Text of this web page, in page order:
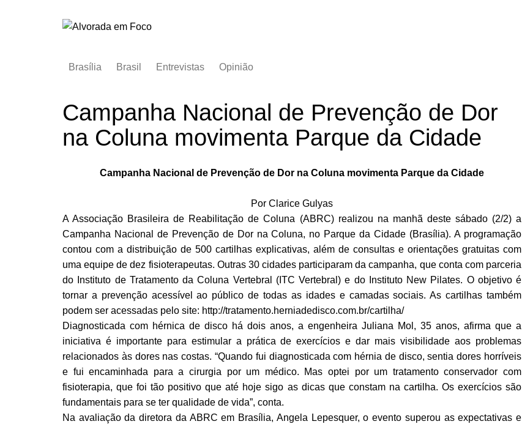
Brasília
Brasil Entrevistas Opinião
Campanha Nacional de Prevenção de Dor
na Coluna movimenta Parque da Cidade
Campanha Nacional de Prevenção de Dor na Coluna movimenta Parque da Cidade
Por Clarice Gulyas
A Associação Brasileira de Reabilitação de Coluna (ABRC) realizou na manhã deste sábado (2/2) a
Campanha Nacional de Prevenção de Dor na Coluna, no Parque da Cidade (Brasília). A programação
contou com a distribuição de 500 cartilhas explicativas, além de consultas e orientações gratuitas com
uma equipe de dez fisioterapeutas. Outras 30 cidades participaram da campanha, que conta com parceria
do Instituto de Tratamento da Coluna Vertebral (ITC Vertebral) e do Instituto New Pilates. O objetivo é
tornar a prevenção acessível ao público de todas as idades e camadas sociais. As cartilhas também
podem ser acessadas pelo site: http://tratamento.herniadedisco.com.br/cartilha/
Diagnosticada com hérnica de disco há dois anos, a engenheira Juliana Mol, 35 anos, afirma que a
iniciativa é importante para estimular a prática de exercícios e dar mais visibilidade aos problemas
relacionados às dores nas costas. “Quando fui diagnosticada com hérnia de disco, sentia dores horríveis
e fui encaminhada para a cirurgia por um médico. Mas optei por um tratamento conservador com
fisioterapia, que foi tão positivo que até hoje sigo as dicas que constam na cartilha. Os exercícios são
fundamentais para se ter qualidade de vida”, conta.
Na avaliação da diretora da ABRC em Brasília, Angela Lepesquer, o evento superou as expectativas e